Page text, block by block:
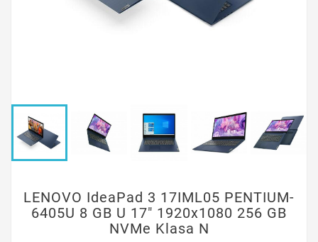
LENOVO IdeaPad 3 17IML05 PENTIUM-
6405U 8 GB U 17" 1920x1080 256 GB
NVMe Klasa N